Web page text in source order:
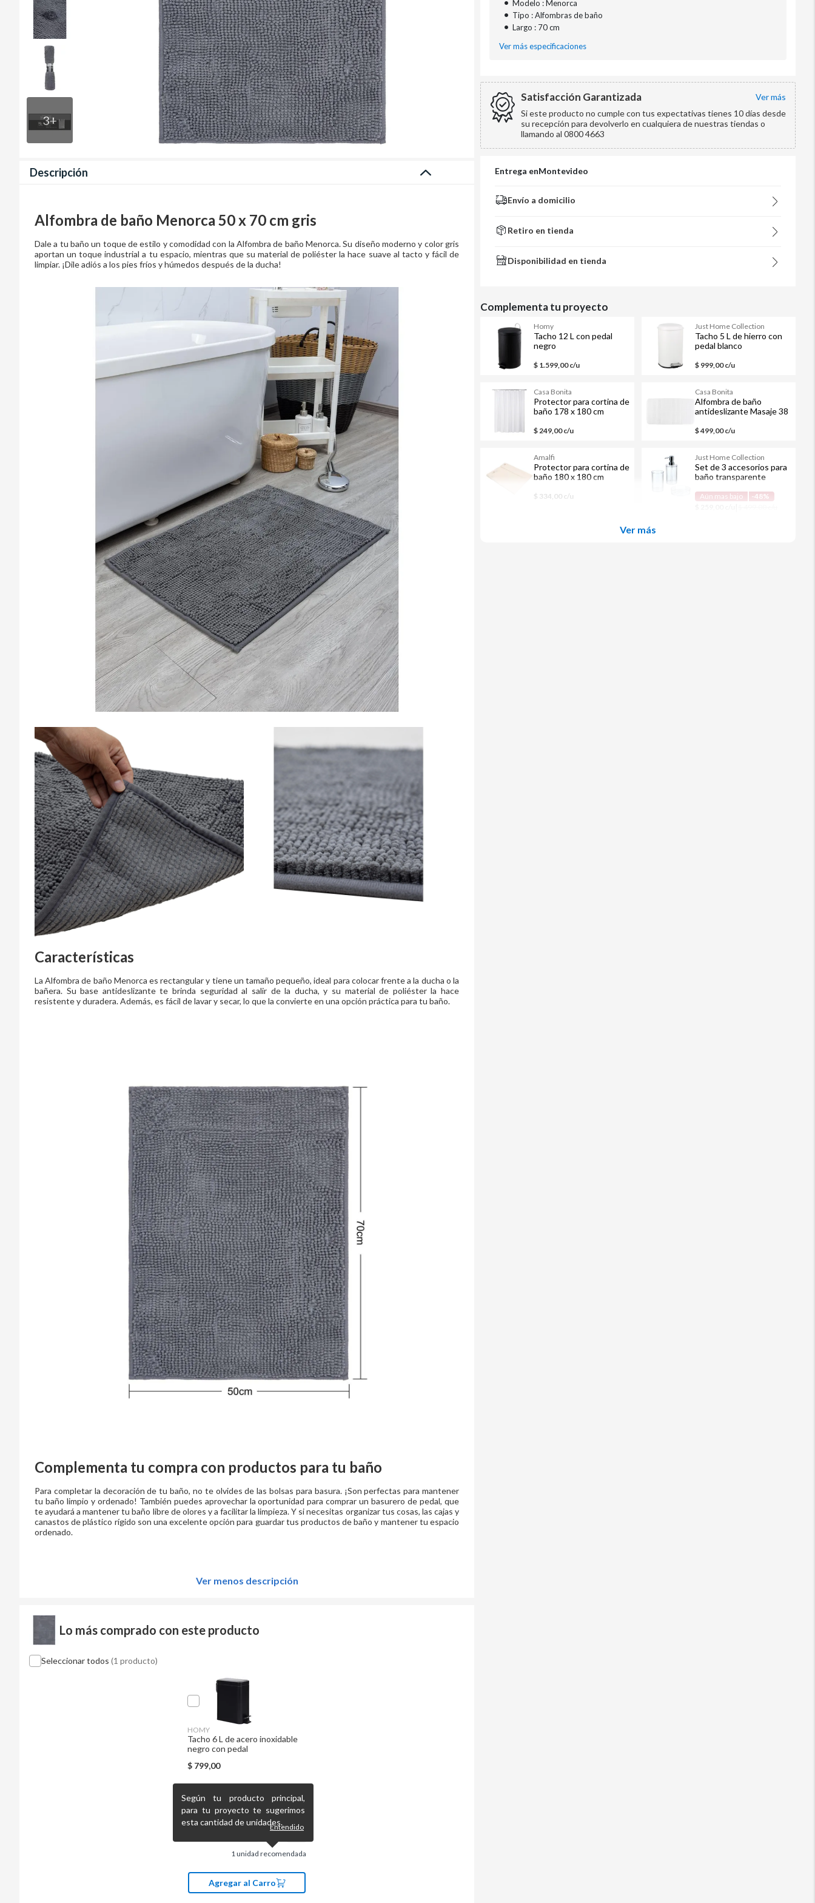
3+
Descripción
Alfombra de baño Menorca 50 x 70 cm gris
Dale a tu baño un toque de estilo y comodidad con la Alfombra de baño Menorca. Su diseño moderno y color gris
aportan un toque industrial a tu espacio, mientras que su material de poliéster la hace suave al tacto y fácil de
limpiar. ¡Dile adiós a los pies fríos y húmedos después de la ducha!
Características
La Alfombra de baño Menorca es rectangular y tiene un tamaño pequeño, ideal para colocar frente a la ducha o la
bañera. Su base antideslizante te brinda seguridad al salir de la ducha, y su material de poliéster la hace
resistente y duradera. Además, es fácil de lavar y secar, lo que la convierte en una opción práctica para tu baño.
Complementa tu compra con productos para tu baño
Para completar la decoración de tu baño, no te olvides de las bolsas para basura. ¡Son perfectas para mantener
tu baño limpio y ordenado! También puedes aprovechar la oportunidad para comprar un basurero de pedal, que
te ayudará a mantener tu baño libre de olores y a facilitar la limpieza. Y si necesitas organizar tus cosas, las cajas y
canastos de plástico rígido son una excelente opción para guardar tus productos de baño y mantener tu espacio
ordenado.
Ver menos descripción
Lo más comprado con este producto
Seleccionar todos (1 producto)
HOMY
Tacho 6 L de acero inoxidable
negro con pedal
$ 799,00
1unidad recomendada
Según tu producto principal,
para tu proyecto te sugerimos
esta cantidad de unidades.Entendido
Agregar al Carro
Modelo : Menorca
• Tipo : Alfombras de baño
• Largo : 70 cm
Ver más especificaciones
Satisfacción Garantizada
ver más
Si este producto no cumple con tus expectativas tienes 10 días desde
su recepción para devolverlo en cualquiera de nuestras tiendas o
llamando al 0800 4663
Entrega enMontevideo
Envío a domicilio
Retiro en tienda
Disponibilidad en tienda
Complementa tu proyecto
Homy
Tacho 12 L con pedal
negro
$ 1.599,00 c/u
Just Home Collection
Tacho 5 L de hierro con
pedal blanco
$ 999,00 c/u
Casa Bonita
Protector para cortina de
baño 178 x 180 cm
$ 249,00 c/u
Casa Bonita
Alfombra de baño
antideslizante Masaje 38
$ 499,00 c/u
Amalfi
Protector para cortina de
baño 180 x 180 cm
$ 334,00 c/u
Just Home Collection
Set de 3 accesorios para
baño transparente
Aún mas bajo
-48%
Ver más